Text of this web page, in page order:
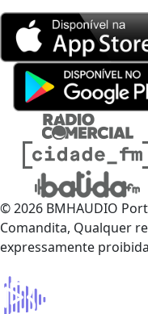
© 2026 BMHAUDIO
Comandita, Qualquer
expressamente